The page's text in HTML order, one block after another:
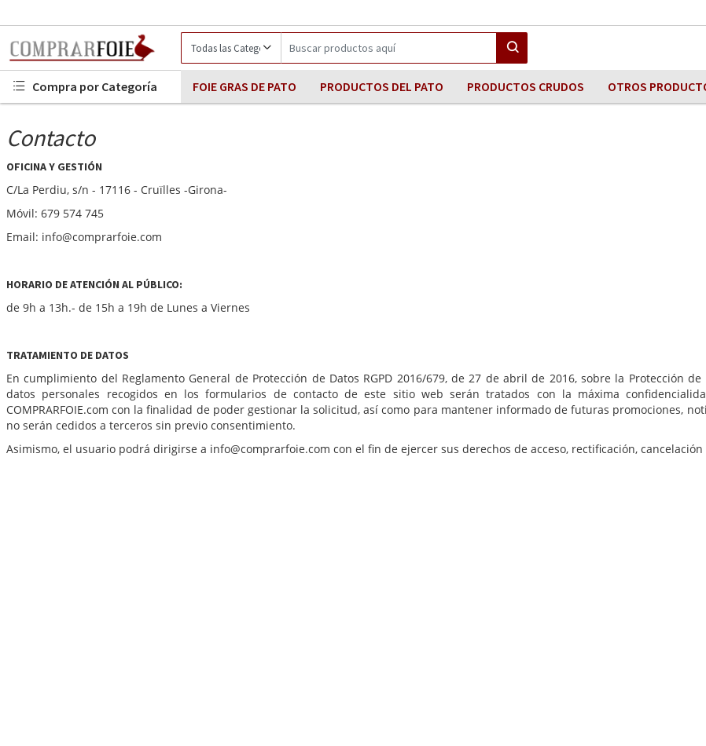
Compra por Categoría FOIE GRAS DE PATO PRODUCTOS DEL PATO PRODUCTOS CRUDOS OTROS
Contacto
OFICINA Y GESTIÓN
C/La Perdiu, s/n - 17116 - Cruïlles -Girona-
Móvil: 679 574 745
Email: info@comprarfoie.com
HORARIO DE ATENCIÓN AL PÚBLICO:
de 9h a 13h.- de 15h a 19h de Lunes a Viernes
TRATAMIENTO DE DATOS
En cumplimiento del Reglamento General de Protección de Datos RGPD 2016/679, de 27 de abril de 2016, sobre la Protección de
datos personales recogidos en los formularios de contacto de este sitio web serán tratados con la máxima
COMPRARFOIE.com con la finalidad de poder gestionar la solicitud, así como para mantener informado de futuras promociones,
no serán cedidos a terceros sin previo consentimiento.
Asimismo, el usuario podrá dirigirse a info@comprarfoie.com con el fin de ejercer sus derechos de acceso, rectificación, cancelación